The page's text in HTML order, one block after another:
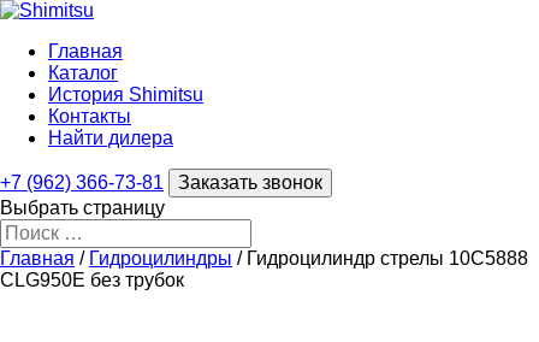
Главная
Каталог
История Shimitsu
Контакты
Найти дилера
+7 (962) 366-73-81
Заказать звонок
Выбрать страницу
Главная / Гидроцилиндры / Гидроцилиндр стрелы 10C5888
CLG950E без трубок